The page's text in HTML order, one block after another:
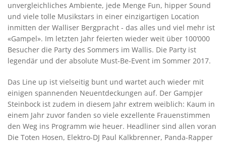
unvergleichliches Ambiente, jede Menge Fun, hipper Sound
und viele tolle Musikstars in einer einzigartigen Location
inmitten der Walliser Bergpracht - das alles und viel mehr ist
«Gampel». Im letzten Jahr feierten wieder weit über 100‘000
Besucher die Party des Sommers im Wallis. Die Party ist
legendär und der absolute Must-Be-Event im Sommer 2017.
Das Line up ist vielseitig bunt und wartet auch wieder mit
einigen spannenden Neuentdeckungen auf. Der Gampjer
Steinbock ist zudem in diesem Jahr extrem weiblich: Kaum in
einem Jahr zuvor fanden so viele exzellente Frauenstimmen
den Weg ins Programm wie heuer. Headliner sind allen voran
Die Toten Hosen, Elektro-DJ Paul Kalkbrenner, Panda-Rapper